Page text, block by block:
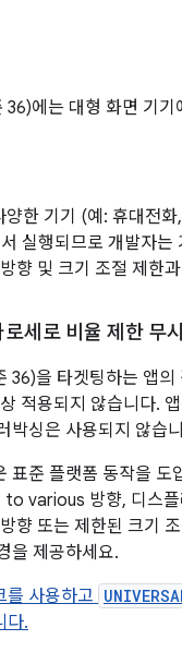
에는 대형 화면 기
한 기기 (예: 휴대전
실행되므로 개발자
향 및 크기 조절 제한
로세로 비율 제한 무시
36)을 타겟팅하는 앱
적용되지 않습니다.
박싱은 사용되지 않습
표준 플랫폼 동작을 도
various 방향, 디스플
향 또는 제한된 크기
을 제공하세요.
를 사용하고
다.